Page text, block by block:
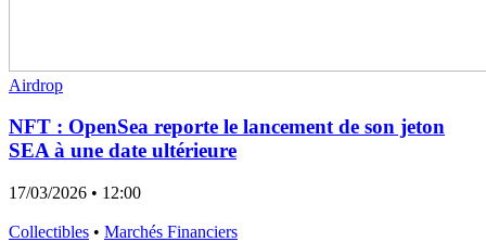
Airdrop
NFT : OpenSea reporte le lancement de son jeton
SEA à une date ultérieure
17/03/2026 • 12:00
Collectibles • Marchés Financiers